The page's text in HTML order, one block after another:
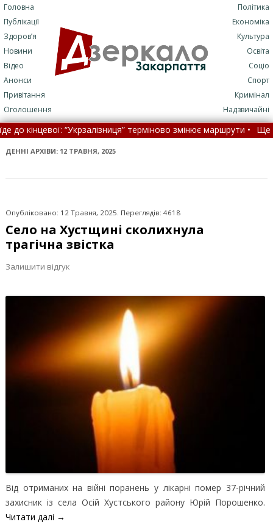
Головна
Публікації
Здоров’я
Новини
Відео
Анонси
Привітання
Оголошення
Політика
Економіка
Культура
Освіта
Соціо
Спорт
Кримінал
Надзвичайні
терміново змінює маршрути • Ще один захисник із
декларацію про доходи у паперовому виді • На Закарпатті
ДЕННІ АРХІВИ: 12 ТРАВНЯ, 2025
Опубліковано: 12 Травня, 2025. Переглядів: 4618
Село на Хустщині сколихнула
трагічна звістка
Залишити відгук
Від отриманих на війні поранень у лікарні помер 37-річний
захисник із села Осій Хустського району Юрій Порошенко.
Читати далі →